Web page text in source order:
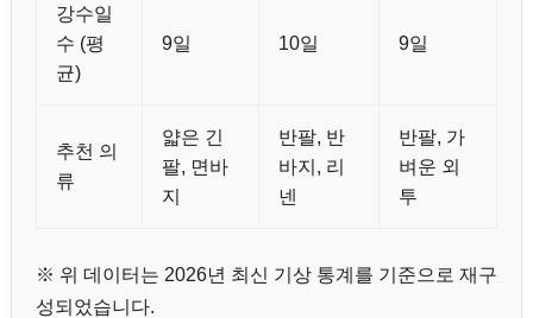
강수일
수 (평
균)
9일 10일 9일
추천 의
류
얇은 긴
팔, 면바
지
반팔, 반
바지, 리
넨
반팔, 가
벼운 외
투
※ 위 데이터는 2026년 최신 기상 통계를 기준으로 재구
성되었습니다.